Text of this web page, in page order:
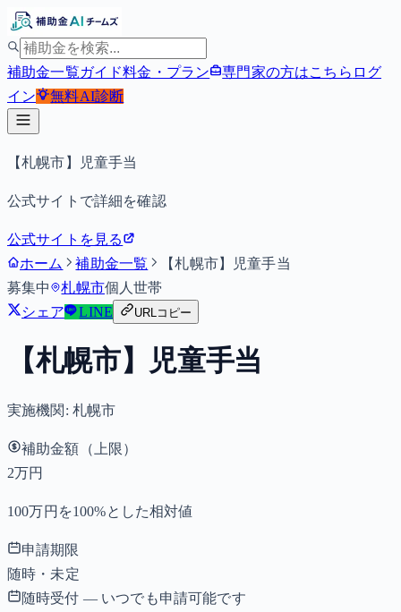
補助金一覧ガイド料金・プラン 専門家の方はこちら ログ
イン
無料AI診断
【札幌市】児童手当
公式サイトで詳細を確認
公式サイトを見る
ホーム
補助金一覧
【札幌市】児童手当
募集中
札幌市個人世帯
シェア
LINE URLコピー
【札幌市】児童手当
実施機関: 札幌市
補助金額（上限）
2万円
100万円を100%とした相対値
申請期限
随時・未定
随時受付 — いつでも申請可能です